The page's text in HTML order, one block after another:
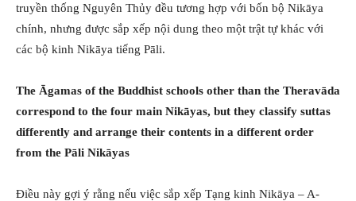
truyền thống Nguyên Thủy đều tương hợp với bốn bộ Nikāya
chính, nhưng được sắp xếp nội dung theo một trật tự khác với
các bộ kinh Nikāya tiếng Pāli.
The Āgamas of the Buddhist schools other than the Theravāda
correspond to the four main Nikāyas, but they classify suttas
differently and arrange their contents in a different order
from the Pāli Nikāyas
Điều này gợi ý rằng nếu việc sắp xếp Tạng kinh Nikāya – A-